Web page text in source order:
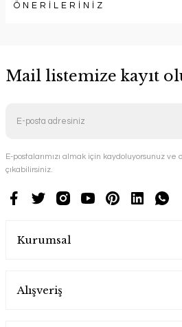
ÖNERİLERİNİZ
Mail listemize kayıt
E-postalarımızı almak için kaydoluyorsunuz
çıkabilirsiniz.
Kurumsal
Alışveriş